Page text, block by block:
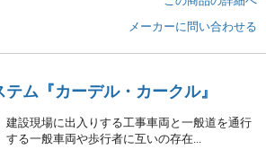
メーカーに問い合わせる
テム 『カーデル・カークル』
建設現場に出入りする工事車両と一般道を通行
する一般車両や歩行者に互いの存在...